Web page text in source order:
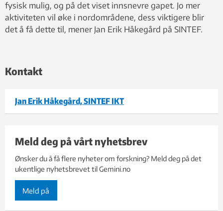
fysisk mulig, og på det viset innsnevre gapet. Jo mer
aktiviteten vil øke i nordområdene, dess viktigere blir
det å få dette til, mener Jan Erik Håkegård på SINTEF.
Kontakt
Jan Erik Håkegård, SINTEF IKT
Meld deg på vårt nyhetsbrev
Ønsker du å få flere nyheter om forskning? Meld deg på det
ukentlige nyhetsbrevet til Gemini.no
Meld på